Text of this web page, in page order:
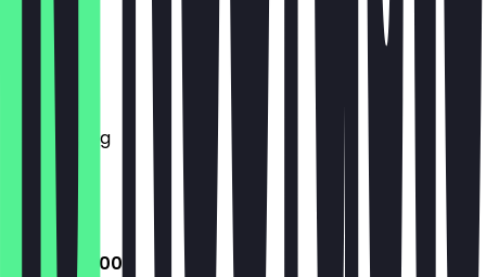
Montag
Dienstag
Mittwoch
Donnerstag
Freitag
Samstag
Sonntag
12:00 - 22:00